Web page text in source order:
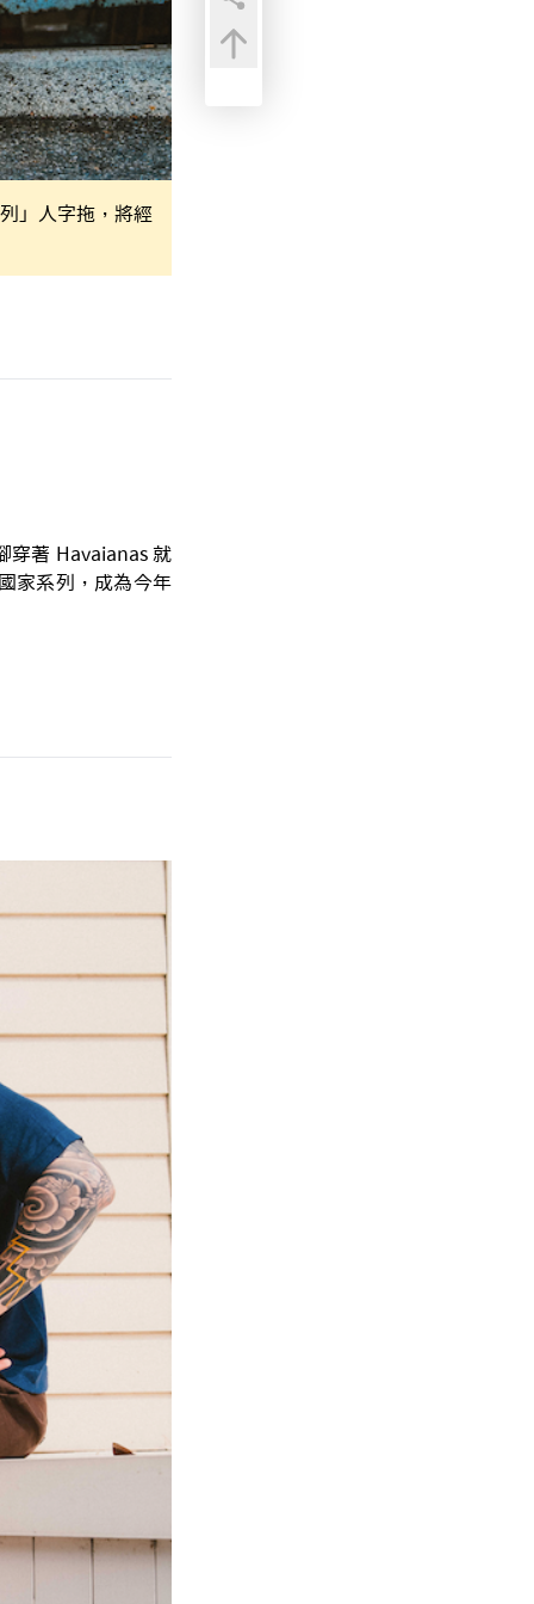
」人字拖，將經
穿著 Havaianas 就
家系列，成為今年